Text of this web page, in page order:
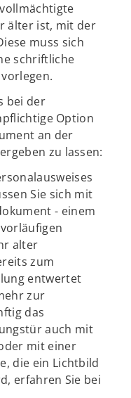
älter ist, mit der
muss sich
schriftliche
bei der
Option
an der
zu lassen:
Sie sich mit
- einem
alter
zum
entwertet
zur
das
auch mit
mit einer
die ein Lichtbild
erfahren Sie bei